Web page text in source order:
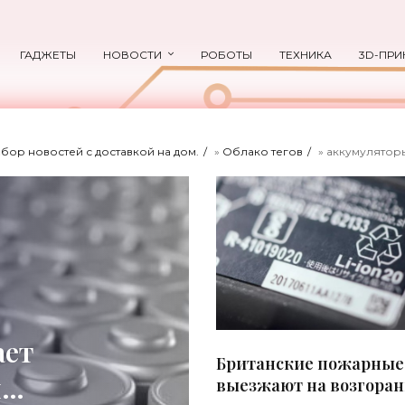
ГАДЖЕТЫ НОВОСТИ РОБОТЫ ТЕХНИКА 3D-
новостей с доставкой на дом. » Облако тегов »
Британские пожарные
выезжают на